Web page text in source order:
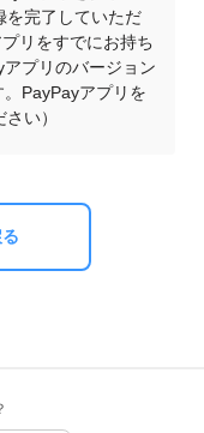
を完了していただ
リをすでにお持ち
プリのバージョン
PayPayアプリを
い）